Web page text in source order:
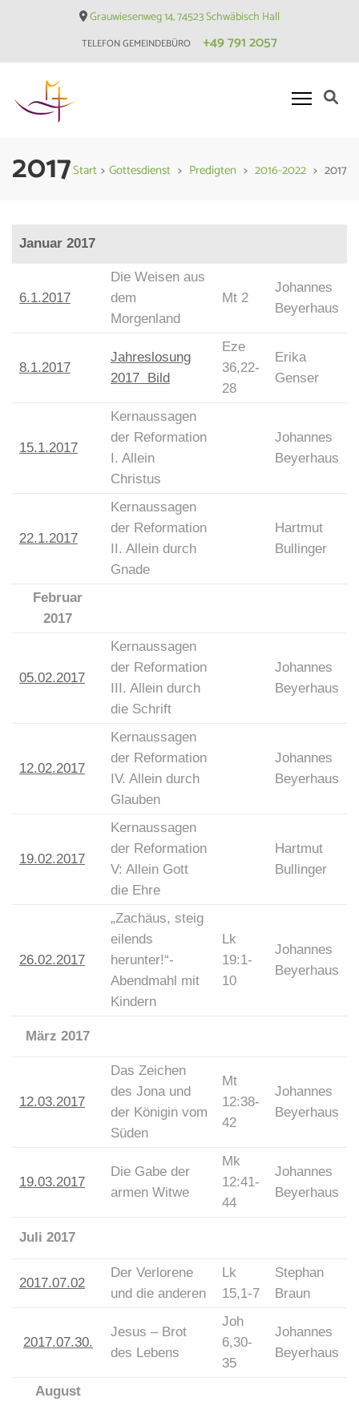
Grauwiesenweg 14, 74523 Schwäbisch Hall
TELEFON GEMEINDEBÜRO +49 791 2057
Hessental
2017Start > Gottesdienst > Predigten > 2016-2022 > 2017
Januar 2017
6.1.2017
Die Weisen aus
dem
Morgenland
Mt 2
Johannes
Beyerhaus
8.1.2017
Jahreslosung
2017 Bild
Eze
36,22-
28
Erika
Genser
15.1.2017
Kernaussagen
der Reformation
I. Allein
Christus
Johannes
Beyerhaus
22.1.2017
Kernaussagen
der Reformation
II. Allein durch
Gnade
Hartmut
Bullinger
Februar
2017
05.02.2017
Kernaussagen
der Reformation
III. Allein durch
die Schrift
Johannes
Beyerhaus
12.02.2017
Kernaussagen
der Reformation
IV. Allein durch
Glauben
Johannes
Beyerhaus
19.02.2017
Kernaussagen
der Reformation
V: Allein Gott
die Ehre
Hartmut
Bullinger
26.02.2017
„Zachäus, steig
eilends
herunter!“-
Abendmahl mit
Kindern
Lk
19:1-
10
Johannes
Beyerhaus
März 2017
12.03.2017
Das Zeichen
des Jona und
der Königin vom
Süden
Mt
12:38-
42
Johannes
Beyerhaus
19.03.2017
Die Gabe der
armen Witwe
Mk
12:41-
44
Johannes
Beyerhaus
Juli 2017
2017.07.02
Der Verlorene
und die anderen
Lk
15,1-7
Stephan
Braun
2017.07.30.
Jesus – Brot
des Lebens
Joh
6,30-
35
Johannes
Beyerhaus
August